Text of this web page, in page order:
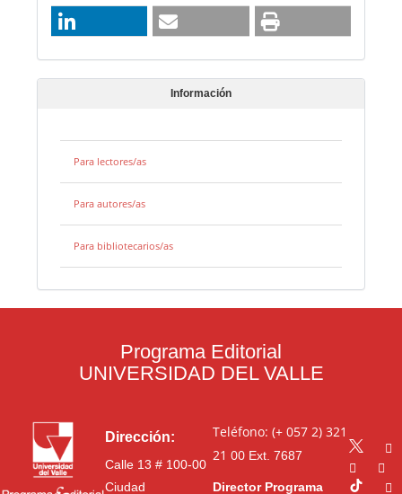
Información
Para lectores/as
Para autores/as
Para bibliotecarios/as
Programa Editorial
UNIVERSIDAD DEL VALLE
Dirección:
Calle 13 # 100-00
Ciudad
Teléfono: (+ 057 2) 321
21 00Ext. 7687
Director Programa